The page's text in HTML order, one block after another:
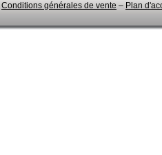
Conditions générales de vente – Plan